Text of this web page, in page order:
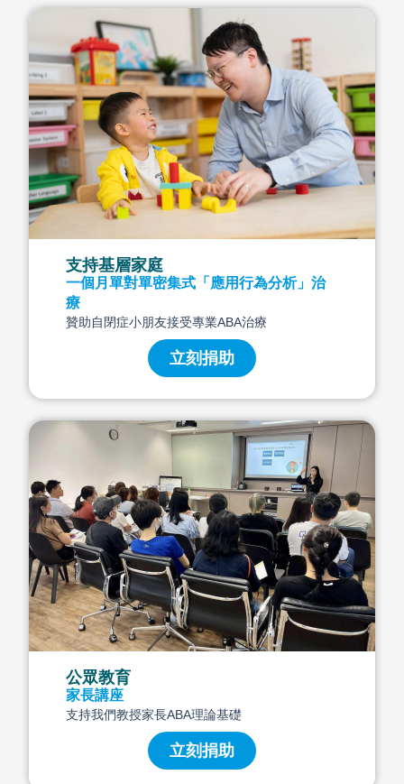
支持基層家庭
一個月單對單密集式「應用行為分析」治
療
贊助自閉症小朋友接受專業ABA治療
立刻捐助
公眾教育
家長講座
支持我們教授家長ABA理論基礎
立刻捐助